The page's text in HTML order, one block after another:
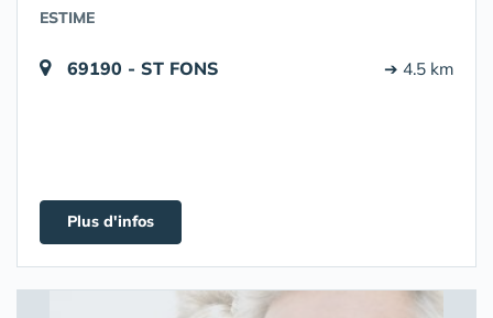
ESTIME
69190 - ST FONS ➔ 4.5 km
Plus d'infos